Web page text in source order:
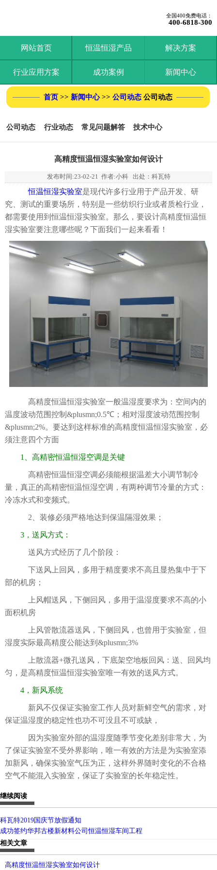
全国400免费电话：
400-6818-300
网站首页 恒温恒湿产品 解决方案
行业应用方案 成功案例 新闻中心
首页>> 新闻中心>> 公司动态 公司动态
公司动态 行业动态 常见问题解答 技术中心
高精度恒温恒湿实验室如何设计
发布时间:23-02-21 作者:小科 出处：科瓦特
恒温恒湿实验室是现代许多行业用于产品开发、研
究、测试的重要场所，特别是一些纺织行业或者质检行业，
都需要使用到恒温恒湿实验室。那么，要设计高精度恒温恒
湿实验室要注意哪些呢？下面我们一起来看看！
高精度恒温恒湿实验室一般温湿度要求为：空间内的
温度波动范围控制&plusmn;0.5℃；相对湿度波动范围控制
&plusmn;2%。要达到这样标准的高精度恒温恒湿实验室，必
须注意四个方面
1、高精密恒温恒湿空调是关键
高精密恒温恒湿空调必须能根据温差大小调节制冷
量，真正的高精密恒温恒湿空调，有两种调节冷量的方式：
冷冻水式和变频式。
2、装修必须严格地达到保温隔湿效果；
3，送风方式：
送风方式经历了几个阶段：
下送风上回风，多用于精度要求不高且显热集中于下
部的机房；
上风帽送风，下侧回风，多用于温湿度要求不高的小
面积机房
上风管散流器送风，下侧回风，也曾用于实验室，但
湿度实际最高精度公能达到&plusmn;3%
上散流器+微孔送风，下底架空地板回风：送、回风均
匀，是高精度恒温恒湿实验室唯一有效的送风方式。
4，新风系统
新风不仅保证实验室工作人员对新鲜空气的需求，对
保证温湿度的稳定性也功不可没且不可或缺，
因为实验室外部的温湿度随季节变化差别非常大，为
了保证实验室不受外界影响，唯一有效的方法是为实验室添
加新风，确保实验室气压为正，这样外界随时变化的不合格
空气不能混入实验室，保证了实验室的长年稳定性。
继续阅读
科瓦特2019国庆节放假通知
成功签约华邦古楼新材料公司恒温恒湿车间工程
相关文章
高精度恒温恒湿实验室如何设计